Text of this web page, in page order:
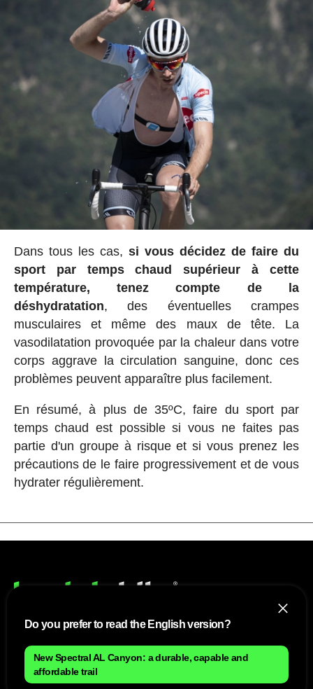
Dans tous les cas, si vous décidez de faire du
sport par temps chaud supérieur à cette
température, tenez compte de la
déshydratation, des éventuelles crampes
musculaires et même des maux de tête. La
vasodilatation provoquée par la chaleur dans votre
corps aggrave la circulation sanguine, donc ces
problèmes peuvent apparaître plus facilement.
En résumé, à plus de 35ºC, faire du sport par
temps chaud est possible si vous ne faites pas
partie d'un groupe à risque et si vous prenez les
précautions de le faire progressivement et de vous
hydrater régulièrement.
NOUS
Plan du site
Do you prefer to read the English version?
New Spectral AL Canyon: a durable, capable and
affordable trail